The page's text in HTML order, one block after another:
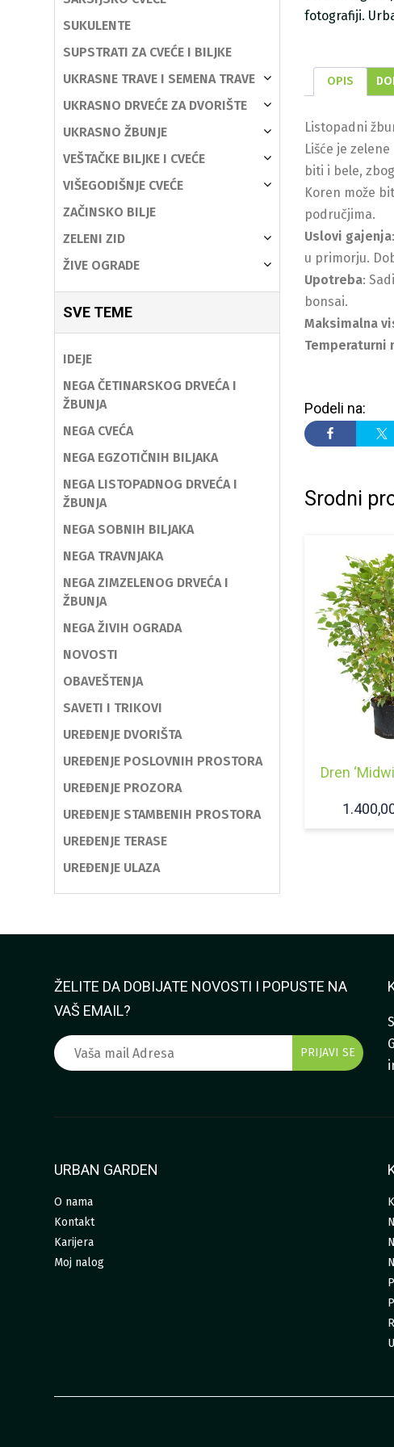
SUKULENTE
SUPSTRATI ZA CVEĆE I BILJKE
UKRASNE TRAVE I SEMENA TRAVE
UKRASNO DRVEĆE ZA DVORIŠTE
UKRASNO ŽBUNJE
VEŠTAČKE BILJKE I CVEĆE
VIŠEGODIŠNJE CVEĆE
ZAČINSKO BILJE
ZELENI ZID
ŽIVE OGRADE
SVE TEME
IDEJE
NEGA ČETINARSKOG DRVEĆA I
ŽBUNJA
NEGA CVEĆA
NEGA EGZOTIČNIH BILJAKA
NEGA LISTOPADNOG DRVEĆA I
ŽBUNJA
NEGA SOBNIH BILJAKA
NEGA TRAVNJAKA
NEGA ZIMZELENOG DRVEĆA I
ŽBUNJA
NEGA ŽIVIH OGRADA
NOVOSTI
OBAVEŠTENJA
SAVETI I TRIKOVI
UREĐENJE DVORIŠTA
UREĐENJE POSLOVNIH PROSTORA
UREĐENJE PROZORA
UREĐENJE STAMBENIH PROSTORA
UREĐENJE TERASE
UREĐENJE ULAZA
fotografiji.
OPIS
Listopadni
Lišće je
biti i bele,
Koren može
područjima.
Uslovi gajenja
u primorju.
Upotreba:
bonsai.
Maksimalna
Temperaturni
Podeli na:
Srodni
Dren
ŽELITE DA DOBIJATE NOVOSTI I POPUSTE NA
VAŠ EMAIL?
URBAN GARDEN
O nama
Kontakt
Karijera
Moj nalog